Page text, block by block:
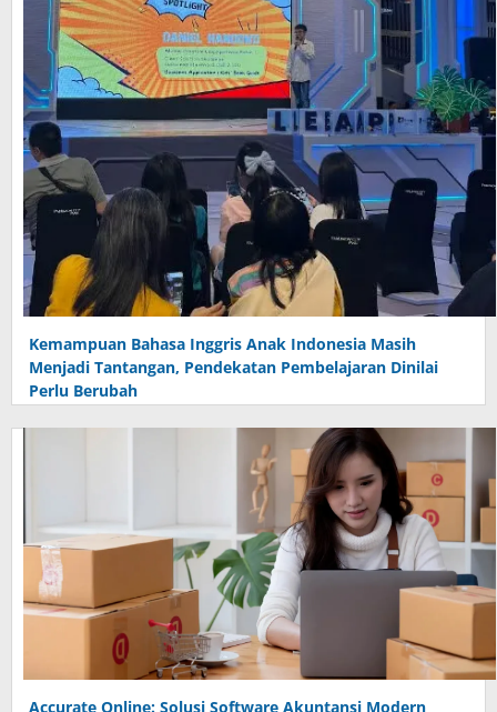
Kemampuan Bahasa Inggris Anak Indonesia Masih
Menjadi Tantangan, Pendekatan Pembelajaran Dinilai
Perlu Berubah
Accurate Online: Solusi Software Akuntansi Modern